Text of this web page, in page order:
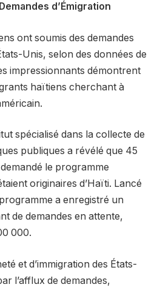
d’Émigration
ont soumis des demandes
Unis, selon des données de
impressionnants démontrent
haïtiens cherchant à
spécialisé dans la collecte de
publiques a révélé que 45
le programme
originaires d’Haïti. Lancé
a enregistré un
de demandes en attente,
000.
et d’immigration des États-
l’afflux de demandes,